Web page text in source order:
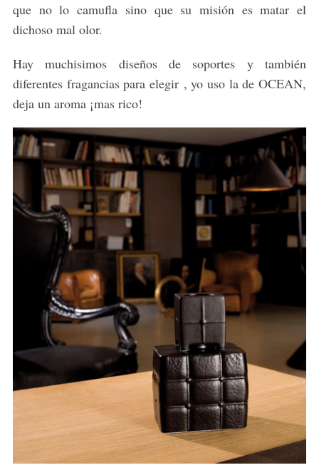
que no lo camufla sino que su misión es matar el
dichoso mal olor.
Hay muchisimos diseños de soportes y también
diferentes fragancias para elegir , yo uso la de OCEAN,
deja un aroma ¡mas rico!